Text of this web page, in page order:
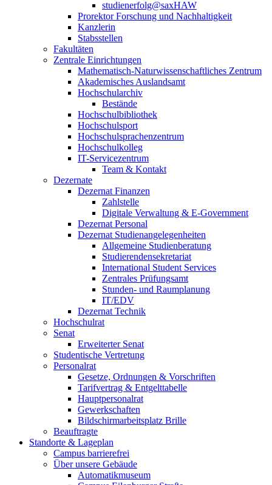
studienerfolg@saxHAW
Prorektor Forschung und Nachhaltigkeit
Kanzlerin
Stabsstellen
Fakultäten
Zentrale Einrichtungen
Mathematisch-Naturwissenschaftliches Zentrum
Akademisches Auslandsamt
Hochschularchiv
Bestände
Hochschulbibliothek
Hochschulsport
Hochschulsprachenzentrum
Hochschulkolleg
IT-Servicezentrum
Team & Kontakt
Dezernate
Dezernat Finanzen
Zahlstelle
Digitale Verwaltung & E-Government
Dezernat Personal
Dezernat Studienangelegenheiten
Allgemeine Studienberatung
Studierendensekretariat
International Student Services
Zentrales Prüfungsamt
Stunden- und Raumplanung
IT/EDV
Dezernat Technik
Hochschulrat
Senat
Erweiterter Senat
Studentische Vertretung
Personalrat
Gesetze, Ordnungen & Vorschriften
Tarifvertrag & Entgelttabelle
Hauptpersonalrat
Gewerkschaften
Bildschirmarbeitsplatz Brille
Beauftragte
Standorte & Lageplan
Campus barrierefrei
Über unsere Gebäude
Automatikmuseum